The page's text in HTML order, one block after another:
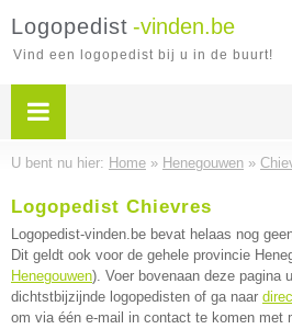
Logopedist -vinden.be
Vind een logopedist bij u in de buurt!
U bent nu hier: Home » Henegouwen »
Logopedist Chievres
Logopedist-vinden.be bevat helaas nog
Dit geldt ook voor de gehele provincie
Henegouwen). Voer bovenaan deze pagina
dichtstbijzijnde logopedisten of ga naar
om via één e-mail in contact te komen met